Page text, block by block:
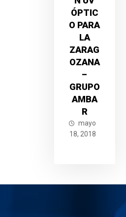
ÓPTIC
O PARA
LA
ZARAG
OZANA
–
GRUPO
AMBA
R
mayo
18, 2018